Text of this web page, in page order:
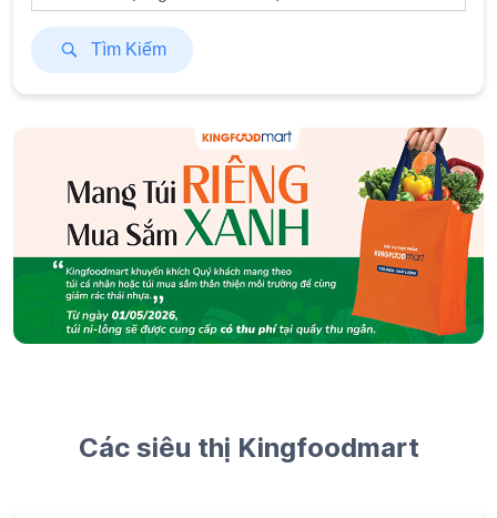
Tìm Kiếm
Các siêu thị Kingfoodmart